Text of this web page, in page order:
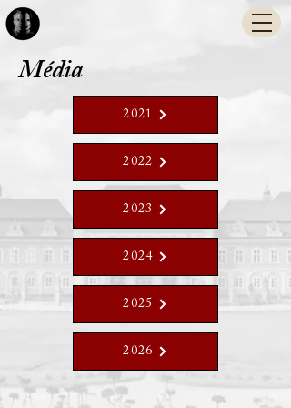
Média
2021
2022
2023
2024
2025
2026